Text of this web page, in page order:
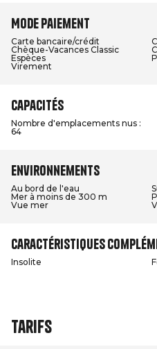
Mode paiement
Carte bancaire/crédit
Chèque-Vacances Classic
Espèces
Virement
Capacités
Nombre d'emplacements nus :
64
Environnements
Au bord de l'eau
Mer à moins de 300 m
Vue mer
Caractéristiques
Insolite
Tarifs